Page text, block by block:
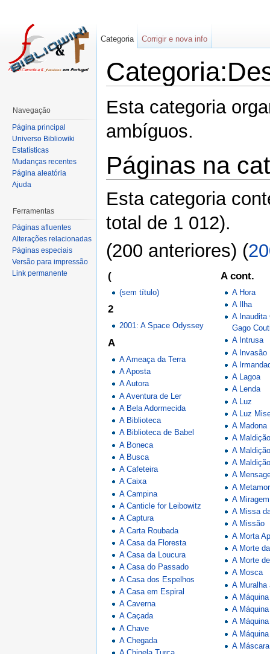
Esta categoria
ambíguos.
Páginas na
Esta categoria
total de 1 012).
(200 anteriores) (
(
(sem título)
2
2001: A Space Odyssey
A
A Ameaça da Terra
A Aposta
A Autora
A Aventura de Ler
A Bela Adormecida
A Biblioteca
A Biblioteca de Babel
A Boneca
A Busca
A Cafeteira
A Caixa
A Campina
A Canticle for Leibowitz
A Captura
A Carta Roubada
A Casa da Floresta
A Casa da Loucura
A Casa do Passado
A Casa dos Espelhos
A Casa em Espiral
A Caverna
A Caçada
A Chave
A Chegada
A cont.
A Hora
A Ilha
A Inaudita
Gago
A Intrusa
A Invasão
A
A Lagoa
A Lenda
A Luz
A Luz
A Madona
A
A
A
A
A
A Miragem
A Missa
A Missão
A Morta
A Morte
A Morte
A Mosca
A Muralha
A Máquina
A
A
A
A Máscara
Categoria Corrigir e nova info
Navegação
Página principal
Universo Bibliowiki
Estatísticas
Mudanças recentes
Página aleatória
Ajuda
Ferramentas
Páginas afluentes
Alterações relacionadas
Páginas especiais
Versão para impressão
Link permanente